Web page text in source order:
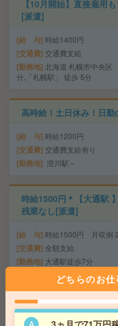
【10月開始】直接雇用
[派遣]
給 与 時給1400円
交通費 交通費支給
勤務地 北海道 札幌市中央区
分,「札幌駅」 徒歩 5分
高時給！土日休み！日
給 与 時給1200円
交通費 交通費支給有り
勤務地 澄川駅～
時給1500円＊【大通駅
残業なし[派遣]
給 与 時給1500円 月収例
交通費 全額支給
勤務地 大通駅徒歩7分
最大27名！10月！研修
[派遣]
どちらのお